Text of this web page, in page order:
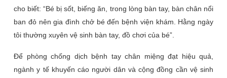
cho biết: “Bé bị sốt, biếng ăn, trong lòng bàn tay, bàn chân nổi
ban đỏ nên gia đình chở bé đến bệnh viện khám. Hằng ngày
tôi thường xuyên vệ sinh bàn tay, đồ chơi của bé”.
Để phòng chống dịch bệnh tay chân miệng đạt hiệu quả,
ngành y tế khuyến cáo người dân và cộng đồng cần vệ sinh